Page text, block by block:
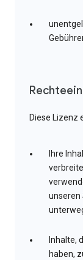
Diese Lizenz
Ihre
unseren
Inhalte,
haben,